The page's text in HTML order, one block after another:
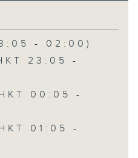
- 02:00)
23:05 -
00:05 -
01:05 -